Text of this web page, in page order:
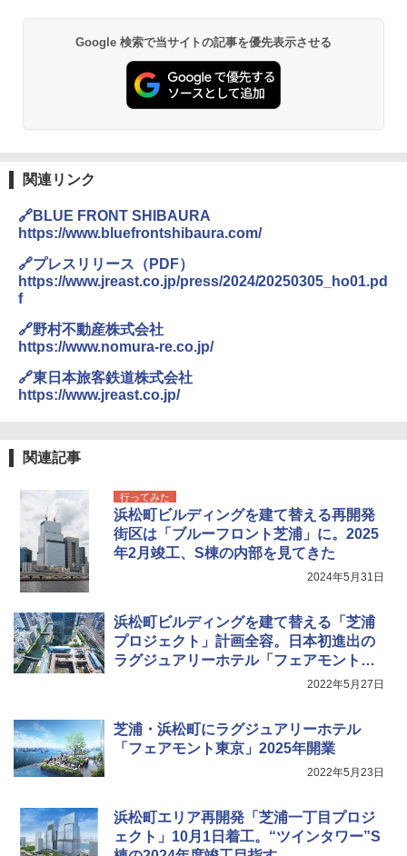
￥3,680
GRANDOOR ステンレス保冷剤 2個セット 2
026リニューアル 急速冷凍 空間倍増 衛生的
BUNDOK(バンドック)ソロ ドーム 1 EX BDK
-08EX カーキ ソロキャンプ ポリエステル フ
レーム ドーム型 テント
￥-
DEWEL パラソル 大型 ビーチ アウトドアパ
ラソル ガーデン サイトシート付 折りたたみ
防水 UVカット 4段階高さ調整 軽量 収納袋付
き
￥6,459
可能 安全ロック付き 高安全性 金属製耐久 コ
ンパクト多機能設計 持ち運び便利 アウトド
ア/オフィス/教育現場/展示会用 緑
￥1,180
Google 検索で当サイトの記事を優先表示させる
関連リンク
🔗BLUE FRONT SHIBAURA
https://www.bluefrontshibaura.com/
🔗プレスリリース（PDF）
https://www.jreast.co.jp/press/2024/20250305_ho01.pd
f
🔗野村不動産株式会社
https://www.nomura-re.co.jp/
🔗東日本旅客鉄道株式会社
https://www.jreast.co.jp/
関連記事
行ってみた
浜松町ビルディングを建て替える再開発
街区は「ブルーフロント芝浦」に。2025
年2月竣工、S棟の内部を見てきた
2024年5月31日
浜松町ビルディングを建て替える「芝浦
プロジェクト」計画全容。日本初進出の
ラグジュアリーホテル「フェアモント東
2022年5月27日
芝浦・浜松町にラグジュアリーホテル
「フェアモント東京」2025年開業
2022年5月23日
浜松町エリア再開発「芝浦一丁目プロジ
ェクト」10月1日着工。“ツインタワー”S